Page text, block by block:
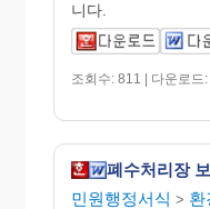
니다.
조회수: 811 | 다운로드
폐수처리장
민원행정서식 > 환